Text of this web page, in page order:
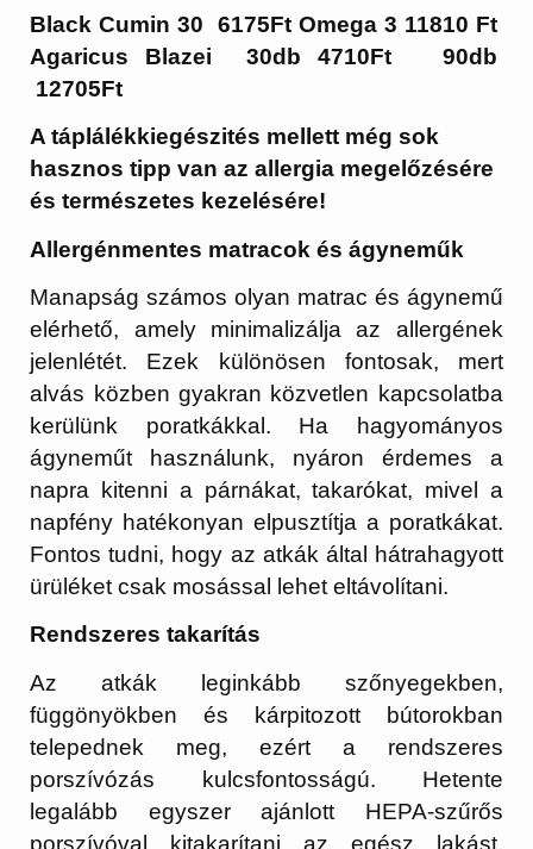
Black Cumin 30 6175Ft Omega 3 11810 Ft
Agaricus Blazei 30db 4710Ft 90db
12705Ft
A táplálékkiegészités mellett még sok
hasznos tipp van az allergia megelőzésére
és természetes kezelésére!
Allergénmentes matracok és ágyneműk
Manapság számos olyan matrac és ágynemű
elérhető, amely minimalizálja az allergének
jelenlétét. Ezek különösen fontosak, mert
alvás közben gyakran közvetlen kapcsolatba
kerülünk poratkákkal. Ha hagyományos
ágyneműt használunk, nyáron érdemes a
napra kitenni a párnákat, takarókat, mivel a
napfény hatékonyan elpusztítja a poratkákat.
Fontos tudni, hogy az atkák által hátrahagyott
ürüléket csak mosással lehet eltávolítani.
Rendszeres takarítás
Az atkák leginkább szőnyegekben,
függönyökben és kárpitozott bútorokban
telepednek meg, ezért a rendszeres
porszívózás kulcsfontosságú. Hetente
legalább egyszer ajánlott HEPA-szűrős
porszívóval kitakarítani az egész lakást.